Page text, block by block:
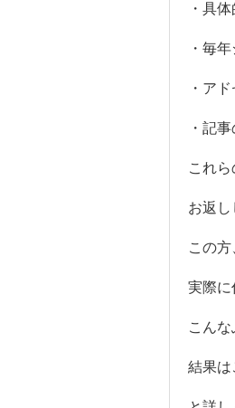
・具
・毎
・ア
・記
これ
お返し
この
実際に
こん
結果は